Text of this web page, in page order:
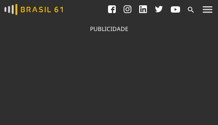
Ver todas as notícias
Saneamento
Indicadores
PUBLICIDADE